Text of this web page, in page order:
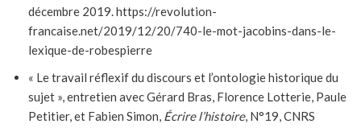
décembre 2019. https://revolution-
francaise.net/2019/12/20/740-le-mot-jacobins-dans-le-
lexique-de-robespierre
« Le travail réflexif du discours et l’ontologie historique du
sujet », entretien avec Gérard Bras, Florence Lotterie, Paule
Petitier, et Fabien Simon, Écrire l’histoire, N°19, CNRS